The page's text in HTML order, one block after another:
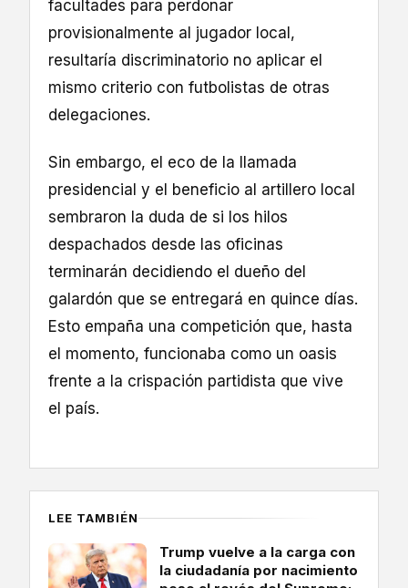
facultades para perdonar
provisionalmente al jugador local,
resultaría discriminatorio no aplicar el
mismo criterio con futbolistas de otras
delegaciones.
Sin embargo, el eco de la llamada
presidencial y el beneficio al artillero local
sembraron la duda de si los hilos
despachados desde las oficinas
terminarán decidiendo el dueño del
galardón que se entregará en quince días.
Esto empaña una competición que, hasta
el momento, funcionaba como un oasis
frente a la crispación partidista que vive
el país.
LEE TAMBIÉN
Trump vuelve a la carga con
la ciudadanía por nacimiento